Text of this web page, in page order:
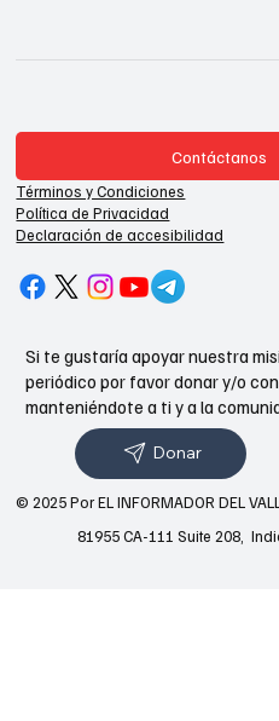
Contáctanos
Términos y Condiciones
Política de Privacidad
Declaración de accesibilidad
Si te gustaría apoyar nuestra
periódico por favor donar y/o
manteniéndote a ti y a la
Donar
81955 CA-111 Suite 208,
© 2025 Por EL INFORMADOR DEL